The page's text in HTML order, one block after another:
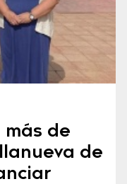
más de
de